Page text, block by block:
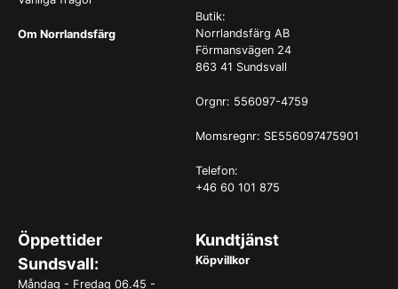
Om Norrlandsfärg
Butik:
Norrlandsfärg AB
Förmansvägen 24
863 41 Sundsvall
Orgnr: 556097-4759
Momsregnr: SE556097475901
Telefon:
+46 60 101 875
Öppettider
Sundsvall:
Måndag - Fredag 06.45 -
Kundtjänst
Köpvillkor